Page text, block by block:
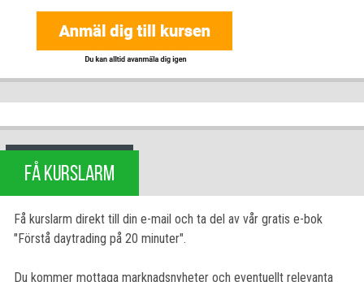
FÅ KURSLARM
Få kurslarm direkt till din e-mail och ta del av vår gratis e-bok
"Förstå daytrading på 20 minuter".
Du kommer mottaga marknadsnyheter och eventuellt relevanta